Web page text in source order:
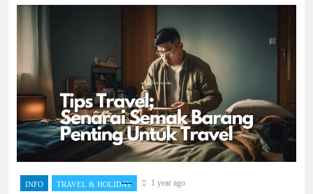
INFO TRAVEL & HOLIDAY 1 year ago